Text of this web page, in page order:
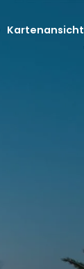
Kartenansicht